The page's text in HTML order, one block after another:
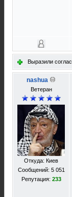
Выразили
nashua
Ветеран
Откуда: Киев
Сообщений: 5 051
Репутация: 233